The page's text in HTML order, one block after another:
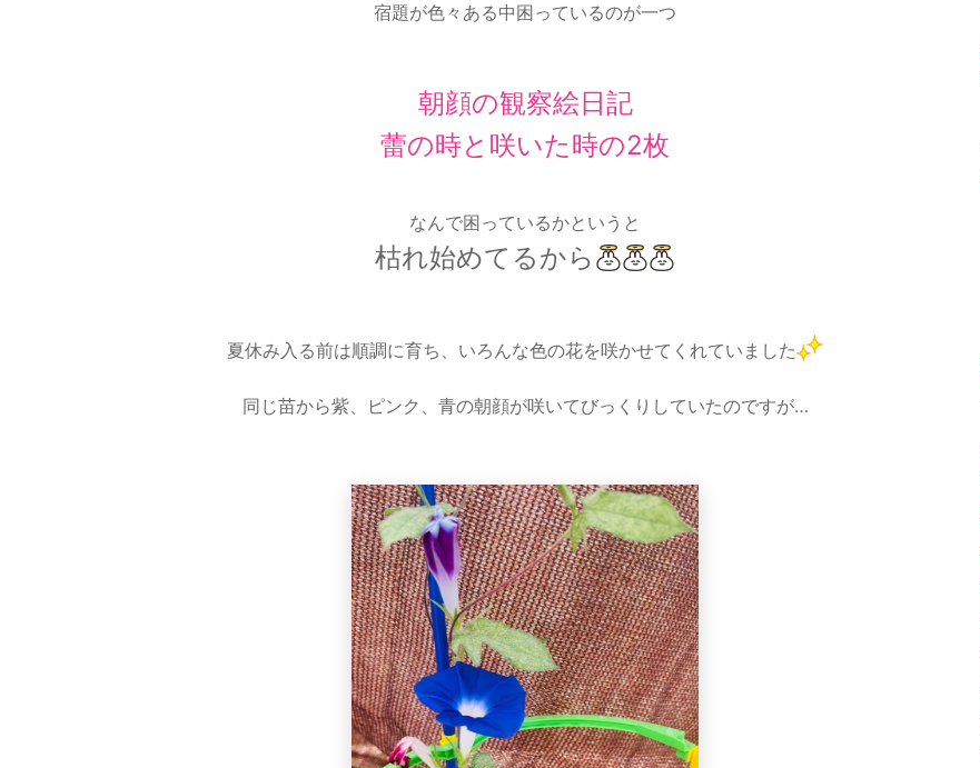
宿題が色々ある中困っているのが一つ
朝顔の観察絵日記
蕾の時と咲いた時の2枚
なんで困っているかというと
枯れ始めてるから
夏休み入る前は順調に育ち、いろんな色の花を咲かせてくれていました
同じ苗から紫、ピンク、青の朝顔が咲いてびっくりしていたのですが…